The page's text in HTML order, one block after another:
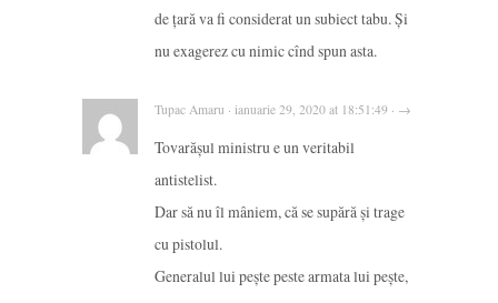
de țară va fi considerat un subiect tabu. Și
nu exagerez cu nimic cînd spun asta.
Tupac Amaru · ianuarie 29, 2020 at 18:51:49 · →
Tovarășul ministru e un veritabil
antistelist.
Dar să nu îl mâniem, că se supără și trage
cu pistolul.
Generalul lui pește peste armata lui pește,